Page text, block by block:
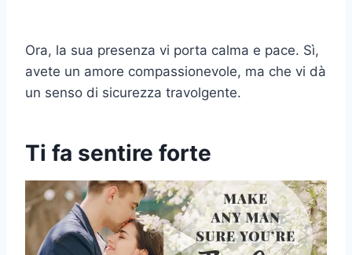
Ora, la sua presenza vi porta calma e pace. Sì,
avete un amore compassionevole, ma che vi dà
un senso di sicurezza travolgente.
Ti fa sentire forte